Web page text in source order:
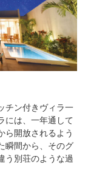
チン付きヴィラ一
には、一年通して
ら開放されるよう
瞬間から、そのグ
う別荘のような過